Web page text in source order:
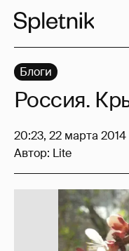
Блоги
Россия.
20:23, 22 марта 2014
Автор: Lite